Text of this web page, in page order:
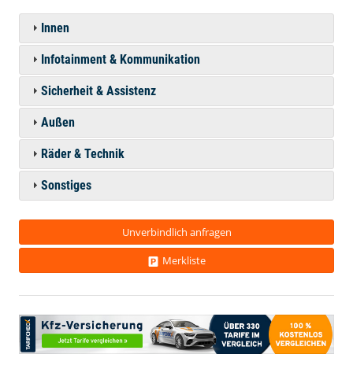
Innen
Infotainment & Kommunikation
Sicherheit & Assistenz
Außen
Räder & Technik
Sonstiges
Unverbindlich anfragen
Merkliste